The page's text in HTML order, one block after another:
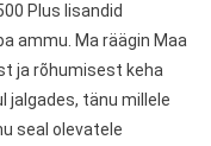
Plus lisandid
ammu. Ma räägin Maa
ja rõhumisest keha
jalgades, tänu millele
seal olevatele